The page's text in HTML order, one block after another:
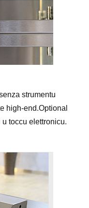
strumentu
high-end.Optional
toccu elettronicu.